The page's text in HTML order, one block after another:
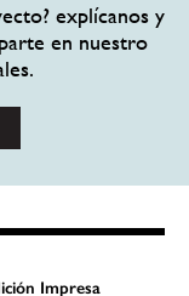
explícanos y
en nuestro
Impresa